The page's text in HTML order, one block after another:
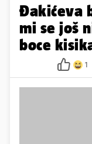
Đakićeva
mi se još
boce
1